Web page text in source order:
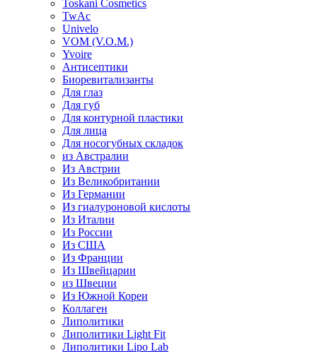
Toskani Cosmetics
TwAc
Univelo
VOM (V.O.M.)
Yvoire
Антисептики
Биоревитализанты
Для глаз
Для губ
Для контурной пластики
Для лица
Для носогубных складок
из Австралии
Из Австрии
Из Великобритании
Из Германии
Из гиалуроновой кислоты
Из Италии
Из России
Из США
Из Франции
Из Швейцарии
из Швеции
Из Южной Кореи
Коллаген
Липолитики
Липолитики Light Fit
Липолитики Lipo Lab